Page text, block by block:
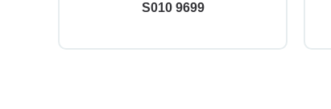
S010 9699